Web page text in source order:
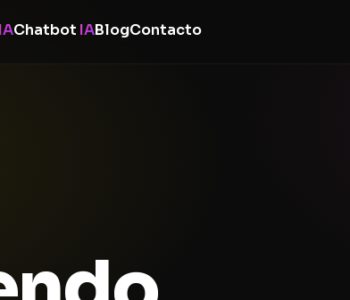
IAChatbot IABlogContacto